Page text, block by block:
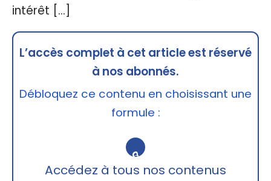
intérêt […]
L’accès complet à cet article est réservé
à nos abonnés.
Débloquez ce contenu en choisissant une
formule :
🔒
Accédez à tous nos contenus